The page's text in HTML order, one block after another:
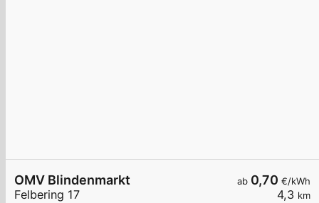
ab 0,70 €/kWh
4,3 km
OMV Blindenmarkt
Felbering 17